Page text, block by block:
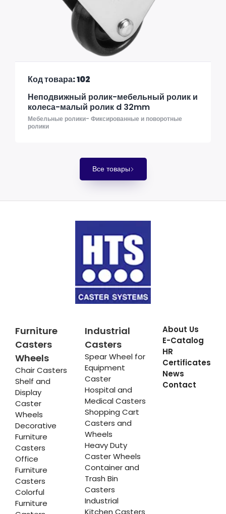
Код товара: 102
Неподвижный ролик-мебельный ролик и
колеса-малый ролик d 32mm
Мебельные ролики- Фиксированные и поворотные
ролики
Все товары
Furniture
Casters
Wheels
Chair Casters
Shelf and
Display
Caster
Wheels
Decorative
Furniture
Casters
Office
Furniture
Casters
Colorful
Furniture
Industrial
Casters
Spear Wheel for
Equipment
Caster
Hospital and
Medical Casters
Shopping Cart
Casters and
Wheels
Heavy Duty
Caster Wheels
Container and
Trash Bin
Casters
Industrial
Kitchen Casters
About Us
E-Catalog
HR
Certificates
News
Contact